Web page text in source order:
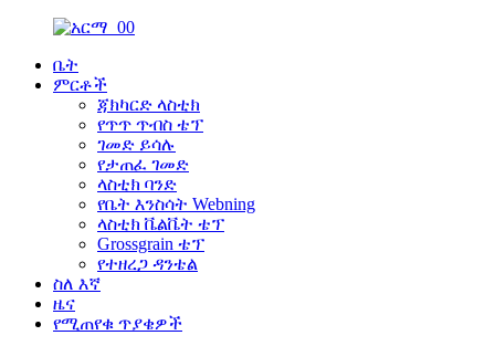
ቤት
ምርቶች
ጃክካርድ ላስቲክ
የጥጥ ጥብስ ቴፕ
ገመድ ይሳሉ
የታጠፈ ገመድ
ላስቲክ ባንድ
የቤት እንስሳት Webning
ላስቲክ ቬልቬት ቴፕ
Grossgrain ቴፕ
የተዘረጋ ዳንቴል
ስለ እኛ
ዜና
የሚጠየቁ ጥያቄዎች